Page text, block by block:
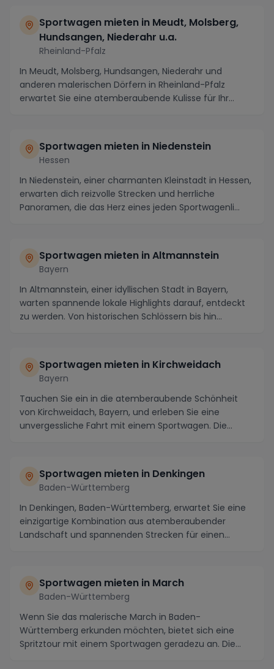
Sportwagen mieten in Meudt, Molsberg,
Hundsangen, Niederahr u.a.
Rheinland-Pfalz
In Meudt, Molsberg, Hundsangen, Niederahr und
anderen malerischen Dörfern in Rheinland-Pfalz
erwartet Sie eine atemberaubende Kulisse für Ihr
Sportwagen mieten in Niedenstein
Hessen
In Niedenstein, einer charmanten Kleinstadt in Hessen,
erwarten dich reizvolle Strecken und herrliche
Panoramen, die das Herz eines jeden Sportwagenli...
Sportwagen mieten in Altmannstein
Bayern
In Altmannstein, einer idyllischen Stadt in Bayern,
warten spannende lokale Highlights darauf, entdeckt
zu werden. Von historischen Schlössern bis hin...
Sportwagen mieten in Kirchweidach
Bayern
Tauchen Sie ein in die atemberaubende Schönheit
von Kirchweidach, Bayern, und erleben Sie eine
unvergessliche Fahrt mit einem Sportwagen. Die
Sportwagen mieten in Denkingen
Baden-Württemberg
In Denkingen, Baden-Württemberg, erwartet Sie eine
einzigartige Kombination aus atemberaubender
Landschaft und spannenden Strecken für einen
Sportwagen mieten in March
Baden-Württemberg
Wenn Sie das malerische March in Baden-
Württemberg erkunden möchten, bietet sich eine
Spritztour mit einem Sportwagen geradezu an. Die